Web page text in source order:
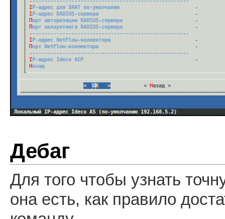
Дебаг
Для того чтобы узнать
она есть, как правило